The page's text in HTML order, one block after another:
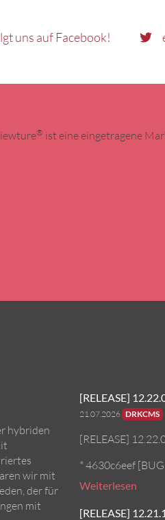
uns auf Facebook!
® ist eine eingetragene
hybriden
wir mit
der für
mit
[RELEASE]
21.07.2026 DRKCMS
[RELEASE]
* 4630c6eef
Weiterlesen
[RELEASE]